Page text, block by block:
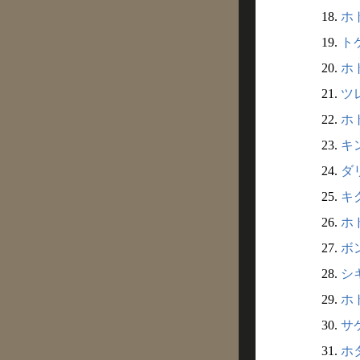
18. ホ
19.
ト
20. ホ
21. ツ
22. ホ
23. キ
24. ダ
25. キ
26. ホ
27. ボ
28. シ
29. ホ
30. サ
31. ホ